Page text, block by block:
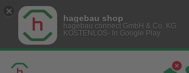
hagebau shop
hagebau connect GmbH & Co. KG
KOSTENLOS- In Google Play